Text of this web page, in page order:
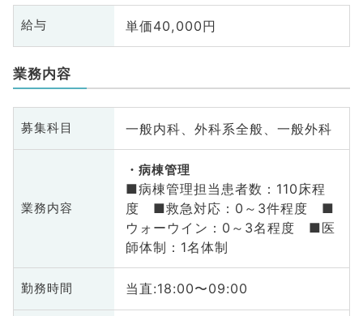
給与 単価40,000円
業務内容
募集科目 一般内科、外科系全般、一般外科
業務内容
病棟管理
■病棟管理担当患者数：110床程
度 ■救急対応：0～3件程度 ■
ウォーウイン：0～3名程度 ■医
師体制：1名体制
勤務時間 当直:18:00〜09:00